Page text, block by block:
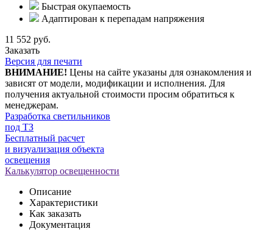
Быстрая окупаемость
Адаптирован к перепадам напряжения
11 552 руб.
Заказать
Версия для печати
ВНИМАНИЕ! Цены на сайте указаны для ознакомления и
зависят от модели, модификации и исполнения. Для
получения актуальной стоимости просим обратиться к
менеджерам.
Разработка светильников
под ТЗ
Бесплатный расчет
и визуализация объекта
освещения
Калькулятор освещенности
Описание
Характеристики
Как заказать
Документация